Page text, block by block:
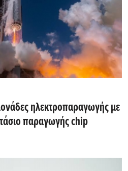
ηλεκτροπαραγωγής με
παραγωγής chip